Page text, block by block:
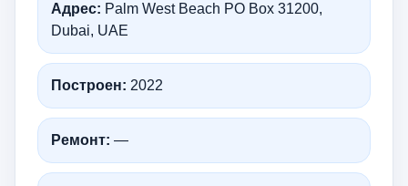
Адрес: Palm West Beach PO Box 31200,
Dubai, UAE
Построен: 2022
Ремонт: —